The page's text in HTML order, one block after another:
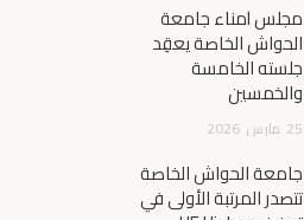
مجلس أمناء جامعة
الحواش الخاصة يعقِد
جلسته الخامسة
والخمسين
25 مارس 2026
جامعة الحواش الخاصة
تتصدر المرتبة الأولى في